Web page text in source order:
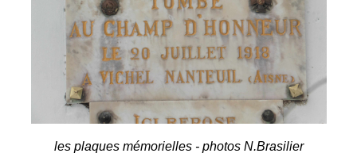
les plaques mémorielles - photos N.Brasilier